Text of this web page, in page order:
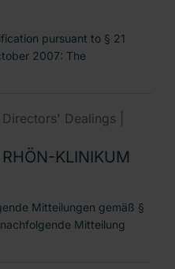
pursuant to § 21
2007: The
Dealings |
KLINIKUM
Mitteilungen gemäß §
Mitteilung